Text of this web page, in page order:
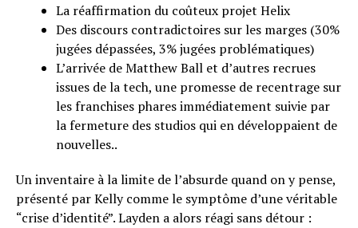
La réaffirmation du coûteux projet Helix
Des discours contradictoires sur les marges (30%
jugées dépassées, 3% jugées problématiques)
L’arrivée de Matthew Ball et d’autres recrues
issues de la tech, une promesse de recentrage sur
les franchises phares immédiatement suivie par
la fermeture des studios qui en développaient de
nouvelles..
Un inventaire à la limite de l’absurde quand on y pense,
présenté par Kelly comme le symptôme d’une véritable
“crise d’identité”. Layden a alors réagi sans détour :